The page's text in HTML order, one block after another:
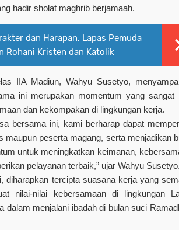
hadir sholat maghrib berjamaah.
dan Harapan, Lapas Pemuda
Rohani Kristen dan Katolik
IIA Madiun, Wahyu Susetyo,
ini merupakan momentum yang sangat
dan kekompakan di lingkungan kerja.
bersama ini, kami berharap dapat
maupun peserta magang, serta menjadikan
untuk meningkatkan keimanan,
pelayanan terbaik,” ujar Wahyu Susetyo.
diharapkan tercipta suasana kerja yang
nilai-nilai kebersamaan di lingkungan
dalam menjalani ibadah di bulan suci